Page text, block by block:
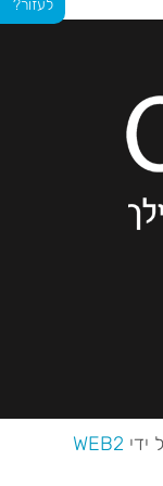
לעזור?
ידי WEB2